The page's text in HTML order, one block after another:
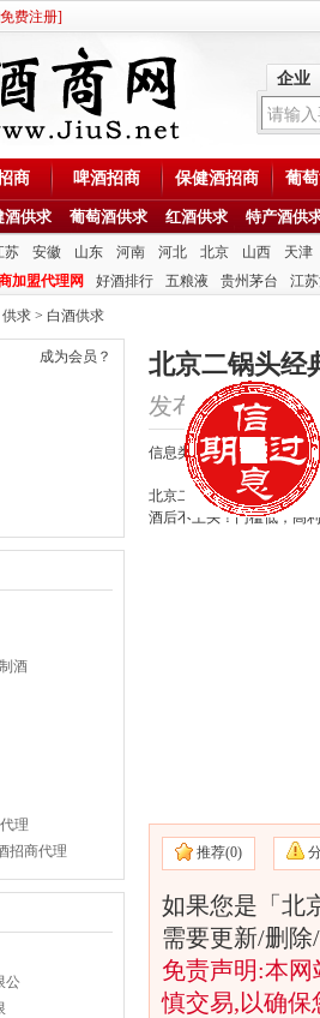
免费注册]
企业
商 啤酒招商 保健酒招商 葡
酒供求 葡萄酒供求 红酒供求 特产酒供
苏 安徽 山东 河南 河北 北京 山西
天津
加盟代理网
好酒排行 五粮液 贵州茅台 江
供求 > 白酒供求
成为会员？
酒
理
招商代理
公
北京二锅头经
发布时间：
信息类型：供应
北京二锅头经典黄龙我国
酒后不上头！门槛低，高
推荐(0)
如果您是「北
需要更新/删
免责声明:本
慎交易,以确